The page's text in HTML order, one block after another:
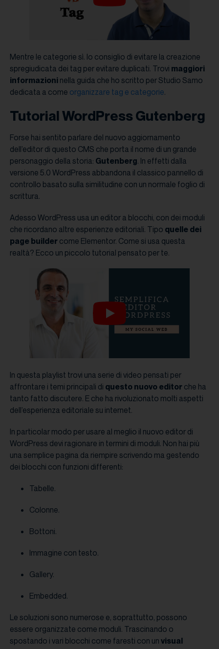
Mentre le categorie sì. Io consiglio di evitare la creazione
spregiudicata dei tag per evitare duplicati. Trovi maggiori
informazioni nella guida che ho scritto per Studio Samo
dedicata a come organizzare tag e categorie.
Tutorial WordPress Gutenberg
Forse hai sentito parlare del nuovo aggiornamento
dell’editor di questo CMS che porta il nome di un grande
personaggio della storia: Gutenberg. In effetti dalla
versione 5.0 WordPress abbandona il classico pannello di
controllo basato sulla similitudine con un normale foglio di
scrittura.
Adesso WordPress usa un editor a blocchi, con dei moduli
che ricordano altre esperienze editoriali. Tipo quelle dei
page builder come Elementor. Come si usa questa
realtà? Ecco un piccolo tutorial pensato per te.
In questa playlist trovi una serie di video pensati per
affrontare i temi principali di questo nuovo editor che ha
tanto fatto discutere. E che ha rivoluzionato molti aspetti
dell’esperienza editoriale su internet.
In particolar modo per usare al meglio il nuovo editor di
WordPress devi ragionare in termini di moduli. Non hai più
una semplice pagina da riempire scrivendo ma gestendo
dei blocchi con funzioni differenti:
Tabelle.
Colonne.
Bottoni.
Immagine con testo.
Gallery.
Embedded.
Le soluzioni sono numerose e, soprattutto, possono
essere organizzate come moduli. Trascinando o
spostando i vari blocchi come faresti con un visual